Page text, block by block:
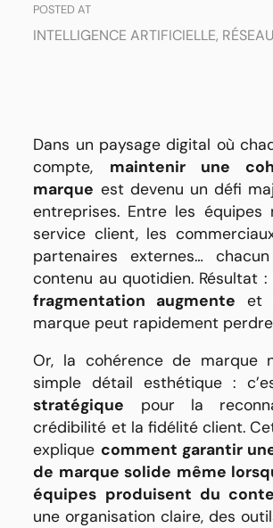
POSTED AT
INTELLIGENCE ARTIFICIELLE,
Dans un paysage digital où
compte, maintenir une
marque est devenu un défi
entreprises. Entre les équipes
service client, les
partenaires externes…
contenu au quotidien. Résultat :
fragmentation augmente et
marque peut rapidement
Or, la cohérence de marque
simple détail esthétique :
stratégique pour la
crédibilité et la fidélité client.
explique comment garantir
de marque solide même
équipes produisent du
une organisation claire, des